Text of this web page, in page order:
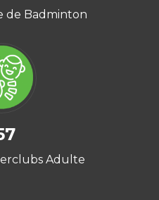
de Badminton
Adulte